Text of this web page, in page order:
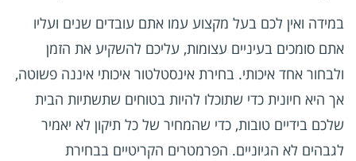
במידה ואין לכם בעל מקצוע עמו אתם עובדים שנים ועליו
אתם סומכים בעיניים עצומות, עליכם להשקיע את הזמן
ולבחור אחד איכותי. בחירת אינסטלטור איכותי איננה פשוטה,
אך היא חיונית כדי שתוכלו להיות בטוחים שתשתיות הבית
שלכם בידיים טובות, כדי שהמחיר של כל תיקון לא יאמיר
לגבהים לא הגיוניים. הפרמטרים הקריטיים בבחירת